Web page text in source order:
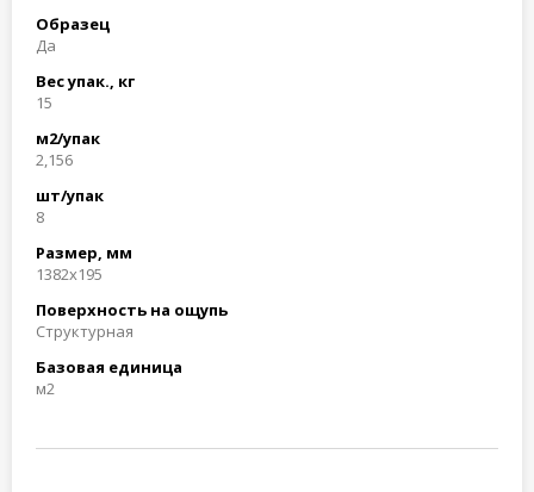
Образец
Да
Вес упак., кг
15
м2/упак
2,156
шт/упак
8
Размер, мм
1382x195
Поверхность на ощупь
Структурная
Базовая единица
м2